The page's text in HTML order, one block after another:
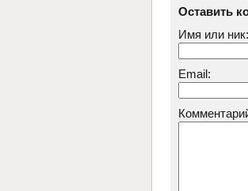
Оставить
Имя или ник:
Email: